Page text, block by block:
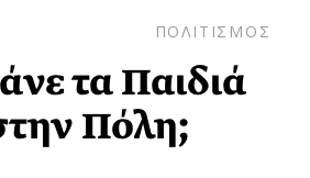
ΠΟΛΙΤΙΣΜΟΣ
τα Παιδιά
Πόλη;